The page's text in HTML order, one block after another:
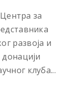
за
развоја и
клуба...